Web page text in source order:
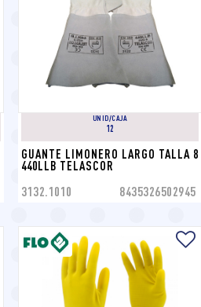
UNID/CAJA
12
GUANTE LIMONERO LARGO TALLA 8
440LLB TELASCOR
3132.1010 8435326502945